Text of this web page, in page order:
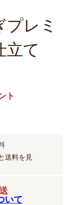
レミ
立て
ト
送料を見
いて